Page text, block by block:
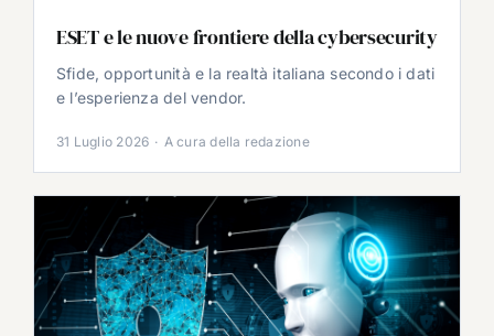
ESET e le nuove frontiere della cybersecurity
Sfide, opportunità e la realtà italiana secondo i dati
e l’esperienza del vendor.
31 Luglio 2026 · A cura della redazione